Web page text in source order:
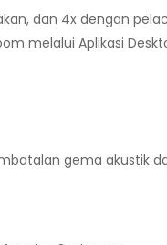
dan 4x dengan
melalui Aplikasi
gema akustik